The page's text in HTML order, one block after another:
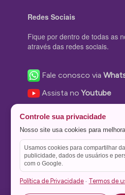
Redes Sociais
Fique por dentro de todas as
através das redes sociais.
Fale conosco via
Assista noYoutube
Nos siga no Instagram
Nos siga noTwitter
Salve no
Controle sua privacidade
Nosso site usa cookies para
Usamos cookies para compartilhar
publicidade, dados de usuários e
com o Google.
Política de Privacidade · Termos de